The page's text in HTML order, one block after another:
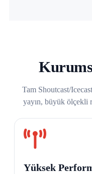
Tam Shoutcast/
yayın, büyük ölçekli
Yüksek